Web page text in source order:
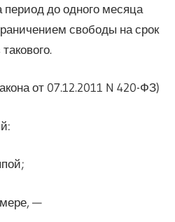
период до одного месяца
свободы на срок
от 07.12.2011 N 420-ФЗ)
—